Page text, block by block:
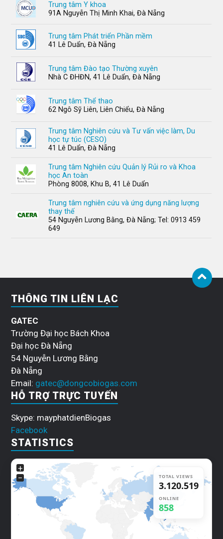
Trung tâm Y khoa
91A Nguyễn Thị Minh Khai, Đà Nẵng
Trung tâm Phát triển Phần mềm
41 Lê Duẩn, Đà Nẵng
Trung tâm Đào tạo Thường xuyên
Nhà C ĐHĐN, 41 Lê Duẩn, Đà Nẵng
Trung tâm Thể thao
62 Ngô Sỹ Liên, Liên Chiểu, Đà Nẵng
Trung tâm Nghiên cứu và Tư vấn việc làm, Du
học tự túc (CESO)
41 Lê Duẩn, Đà Nẵng
Trung tâm Nghiên cứu Quản lý Rủi ro và Khoa
học An toàn
Phòng 8008, Khu B, 41 Lê Duẩn
Trung tâm nghiên cứu và ứng dụng năng lượng
thay thế
54 Nguyễn Lương Bằng, Đà Nẵng; Tel: 0913 459
649
THÔNG TIN LIÊN LẠC
GATEC
Trường Đại học Bách Khoa
Đại học Đà Nẵng
54 Nguyễn Lương Bằng
Đà Nẵng
Email: gatec@dongcobiogas.com
HỖ TRỢ TRỰC TUYẾN
Skype: mayphatdienBiogas
Facebook
STATISTICS
TOTAL VIEWS
3.120.552
ONLINE
853
+
−